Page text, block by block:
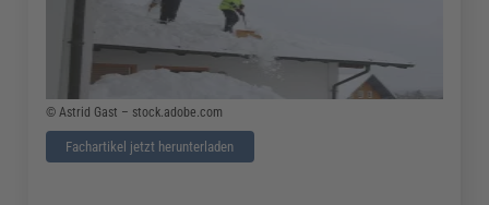
© Astrid Gast – stock.adobe.com
Fachartikel jetzt herunterladen